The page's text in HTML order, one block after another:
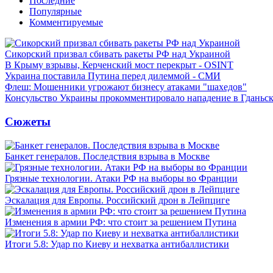
Популярные
Комментируемые
Сикорский призвал сбивать ракеты РФ над Украиной
В Крыму взрывы, Керченский мост перекрыт - OSINT
Украина поставила Путина перед дилеммой - СМИ
Флеш: Мошенники угрожают бизнесу атаками "шахедов"
Консульство Украины прокомментировало нападение в
Сюжеты
Банкет генералов. Последствия взрыва в Москве
Грязные технологии. Атаки РФ на выборы во Франции
Эскалация для Европы. Российский дрон в Лейпциге
Изменения в армии РФ: что стоит за решением Путина
Итоги 5.8: Удар по Киеву и нехватка антибаллистики